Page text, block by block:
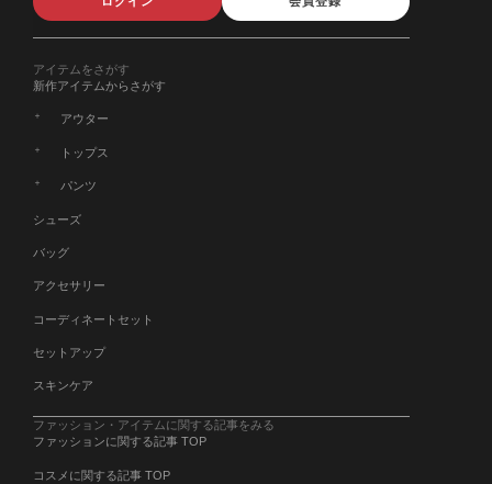
アイテムをさがす
新作アイテムからさがす
アウター
トップス
パンツ
シューズ
バッグ
アクセサリー
コーディネートセット
セットアップ
スキンケア
ファッション・アイテムに関する記事をみる
ファッションに関する記事 TOP
コスメに関する記事 TOP